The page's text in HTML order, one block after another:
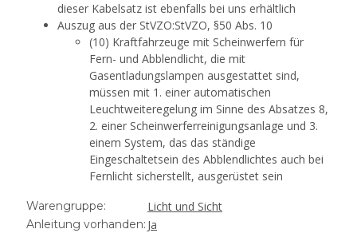
dieser Kabelsatz ist ebenfalls bei uns erhältlich
Auszug aus der StVZO:StVZO, §50 Abs. 10
(10) Kraftfahrzeuge mit Scheinwerfern für
Fern- und Abblendlicht, die mit
Gasentladungslampen ausgestattet sind,
müssen mit 1. einer automatischen
Leuchtweiteregelung im Sinne des Absatzes 8,
2. einer Scheinwerferreinigungsanlage und 3.
einem System, das das ständige
Eingeschaltetsein des Abblendlichtes auch bei
Fernlicht sicherstellt, ausgerüstet sein
Warengruppe: Licht und Sicht
Anleitung vorhanden: Ja